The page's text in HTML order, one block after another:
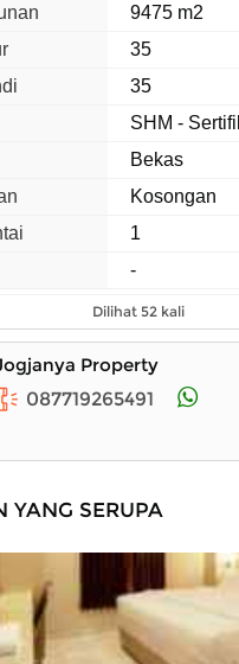
9475 m2
35
35
SHM -
Bekas
Kosongan
1
-
Dilihat 52 kali
Property
087719265491
YANG SERUPA